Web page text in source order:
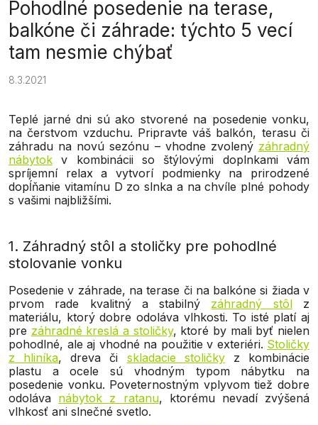
Pohodlné posedenie na terase,
balkóne či záhrade: týchto 5 vecí
tam nesmie chýbať
8.3.2021
Teplé jarné dni sú ako stvorené na posedenie vonku,
na čerstvom vzduchu. Pripravte váš balkón, terasu či
záhradu na novú sezónu – vhodne zvolený záhradný
nábytok v kombinácii so štýlovými doplnkami vám
spríjemní relax a vytvorí podmienky na prirodzené
dopĺňanie vitamínu D zo slnka a na chvíle plné pohody
s vašimi najbližšími.
1. Záhradný stôl a stoličky pre pohodlné
stolovanie vonku
Posedenie v záhrade, na terase či na balkóne si žiada v
prvom rade kvalitný a stabilný záhradný stôlz
materiálu, ktorý dobre odoláva vlhkosti. To isté platí aj
pre záhradné kreslá a stoličky, ktoré by mali byť nielen
pohodlné, ale aj vhodné na použitie v exteriéri. Stoličky
z hliníka, dreva či skladacie stoličkyz kombinácie
plastu a ocele sú vhodným typom nábytku na
posedenie vonku. Poveternostným vplyvom tiež dobre
odoláva nábytok z ratanu, ktorému nevadí zvýšená
vlhkosť ani slnečné svetlo.